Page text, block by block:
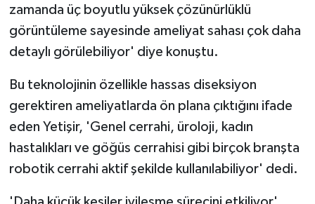
zamanda üç boyutlu yüksek çözünürlüklü
görüntüleme sayesinde ameliyat sahası çok daha
detaylı görülebiliyor' diye konuştu.
Bu teknolojinin özellikle hassas diseksiyon
gerektiren ameliyatlarda ön plana çıktığını ifade
eden Yetişir, 'Genel cerrahi, üroloji, kadın
hastalıkları ve göğüs cerrahisi gibi birçok branşta
robotik cerrahi aktif şekilde kullanılabiliyor' dedi.
Yerel Haberler